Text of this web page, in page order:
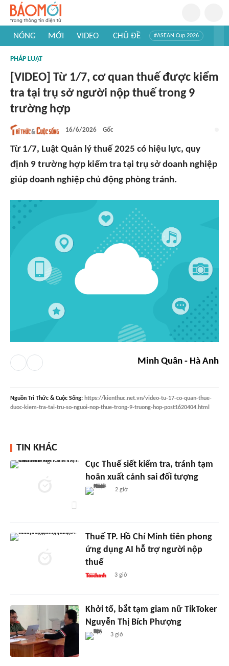
NÓNG MỚI VIDEO CHỦ ĐỀ #ASEAN Cup 2026
#Khám phá thế giới
PHÁP LUẬT
[VIDEO] Từ 1/7, cơ quan thuế được kiểm
tra tại trụ sở người nộp thuế trong 9
trường hợp
16/6/2026 Gốc
Từ 1/7, Luật Quản lý thuế 2025 có hiệu lực, quy
định 9 trường hợp kiểm tra tại trụ sở doanh nghiệp
giúp doanh nghiệp chủ động phòng tránh.
Minh Quân - Hà Anh
Nguồn Tri Thức & Cuộc Sống: https://kienthuc.net.vn/video-tu-17-co-quan-thue-
duoc-kiem-tra-tai-tru-so-nguoi-nop-thue-trong-9-truong-hop-post1620404.html
TIN KHÁC
Cục Thuế siết kiểm tra, tránh tạm
hoãn xuất cảnh sai đối tượng
2 giờ
Thuế TP. Hồ Chí Minh tiên phong
ứng dụng AI hỗ trợ người nộp
thuế
3 giờ
Khởi tố, bắt tạm giam nữ TikToker
Nguyễn Thị Bích Phượng
3 giờ